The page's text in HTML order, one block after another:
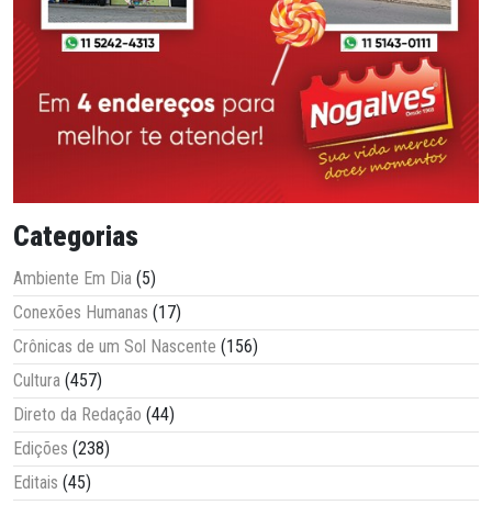
Categorias
Ambiente Em Dia (5)
Conexões Humanas (17)
Crônicas de um Sol Nascente (156)
Cultura (457)
Direto da Redação (44)
Edições (238)
Editais (45)